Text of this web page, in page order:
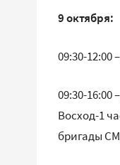
9 октября:
09:30-12:00
09:30-
Восход-1
бригады